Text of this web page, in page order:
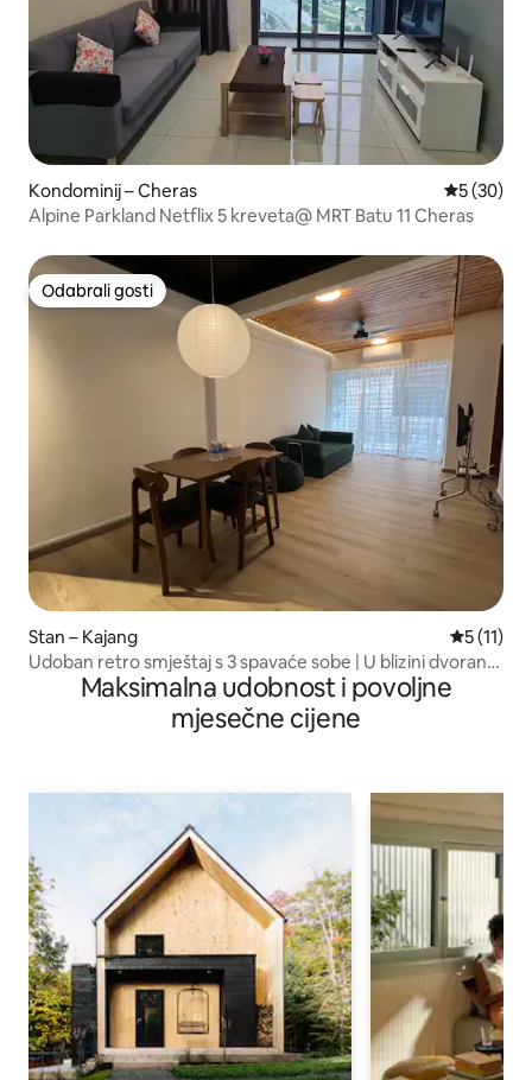
Kondominij – Cheras Prosječna
5 (30)
Alpine Parkland Netflix 5 kreveta@ MRT Batu 11 Cheras
Odabrali gosti
Odabrali gosti
Stan – Kajang
5 (11)
Udoban retro smještaj s 3 spavaće sobe | U blizini dvorana
za vjenčanjaMaksimalna udobnost i povoljne
mjesečne cijene